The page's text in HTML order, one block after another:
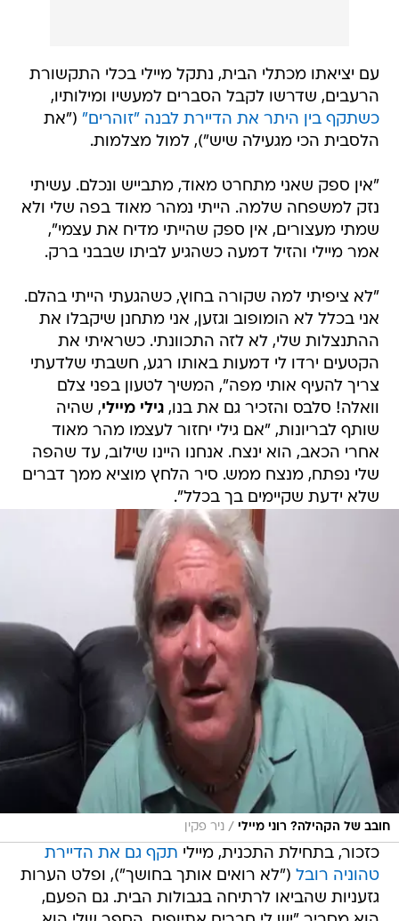
עם יציאתו מכתלי הבית, נתקל מיילי בכלי התקשורת
הרעבים, שדרשו לקבל הסברים למעשיו ומילותיו,
כשתקף בין היתר את הדיירת לבנה "זוהרים" ("את
הלסבית הכי מגעילה שיש"), למול מצלמות.
"אין ספק שאני מתחרט מאוד, מתבייש ונכלם. עשיתי
נזק למשפחה שלמה. הייתי נמהר מאוד בפה שלי ולא
שמתי מעצורים, אין ספק שהייתי מדיח את עצמי",
אמר מיילי והזיל דמעה כשהגיע לביתו שבבני ברק.
"לא ציפיתי למה שקורה בחוץ, כשהגעתי הייתי בהלם.
אני בכלל לא הומופוב וגזען, אני מתחנן שיקבלו את
ההתנצלות שלי, לא לזה התכוונתי. כשראיתי את
הקטעים ירדו לי דמעות באותו רגע, חשבתי שלדעתי
צריך להעיף אותי מפה", המשיך לטעון בפני צלם
וואלה! סלבס והזכיר גם את בנו,גילי מיילי, שהיה
שותף לבריונות, "אם גילי יחזור לעצמו מהר מאוד
אחרי הכאב, הוא ינצח. אנחנו היינו שילוב, עד שהפה
שלי נפתח, מנצח ממש. סיר הלחץ מוציא ממך דברים
שלא ידעת שקיימים בך בכלל".
חובב של הקהילה? רוני מיילי / ניר פקין
כזכור, בתחילת התכנית, מיילי תקף גם את הדיירת
טהוניה רובל ("לא רואים אותך בחושך"), ופלט הערות
גזעניות שהביאו לרתיחה בגבולות הבית. גם הפעם,